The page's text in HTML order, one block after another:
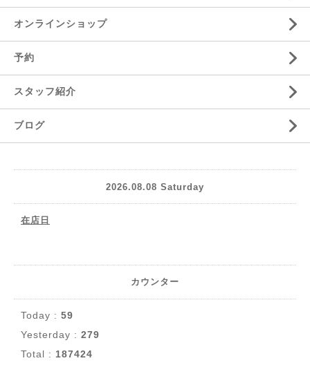
オンラインショップ
予約
スタッフ紹介
ブログ
2026.08.08 Saturday
在店日
カウンター
Today : 59
Yesterday : 279
Total : 187424